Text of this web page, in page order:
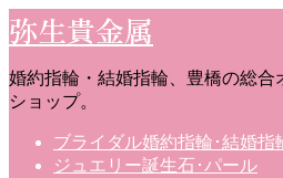
弥生貴金属
婚約指輪・結婚指輪、豊橋の総合
ショップ。
ブライダル婚約指輪･結婚指
ジュエリー誕生石･パール